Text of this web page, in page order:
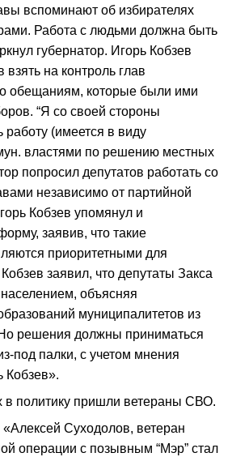
вспоминают об избирателях
Работа с людьми должна быть
губернатор. Игорь Кобзев
взять на контроль глав
обещаниям, которые были ими
“Я со своей стороны
работу (имеется в виду
властями по решению местных
попросил депутатов работать со
независимо от партийной
Кобзев упомянул и
заявив, что такие
приоритетными для
заявил, что депутаты Закса
объясняя
муниципалитетов из
решения должны приниматься
под палки, с учетом мнения
Кобзев».
в политику пришли ветераны СВО.
«Алексей Суходолов, ветеран
операции с позывным “Мэр” стал